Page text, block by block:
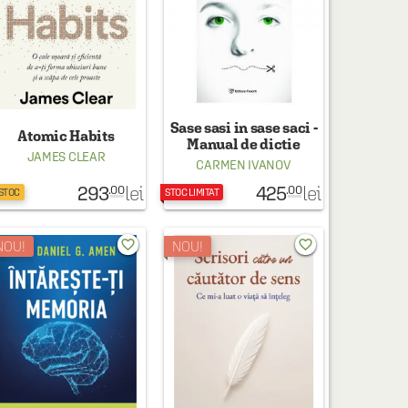
Atomic Habits
JAMES CLEAR
293.00 lei
Sase sasi in sase saci -
Manual de dictie
CARMEN IVANOV
STOC LIMITAT 425.00 lei
favorite_border NOU! favorite_border